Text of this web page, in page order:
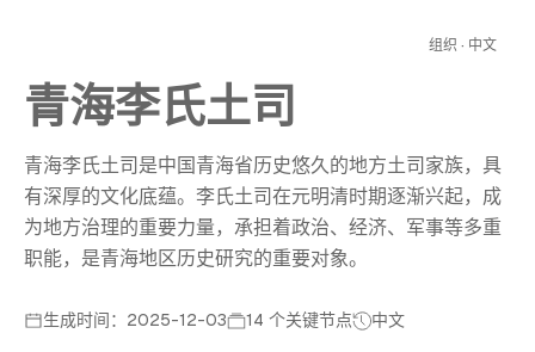
组织 · 中文
青海李氏土司
青海李氏土司是中国青海省历史悠久的地方土司家族，具
有深厚的文化底蕴。李氏土司在元明清时期逐渐兴起，成
为地方治理的重要力量，承担着政治、经济、军事等多重
职能，是青海地区历史研究的重要对象。
生成时间：2025-12-03 14 个关键节点 中文